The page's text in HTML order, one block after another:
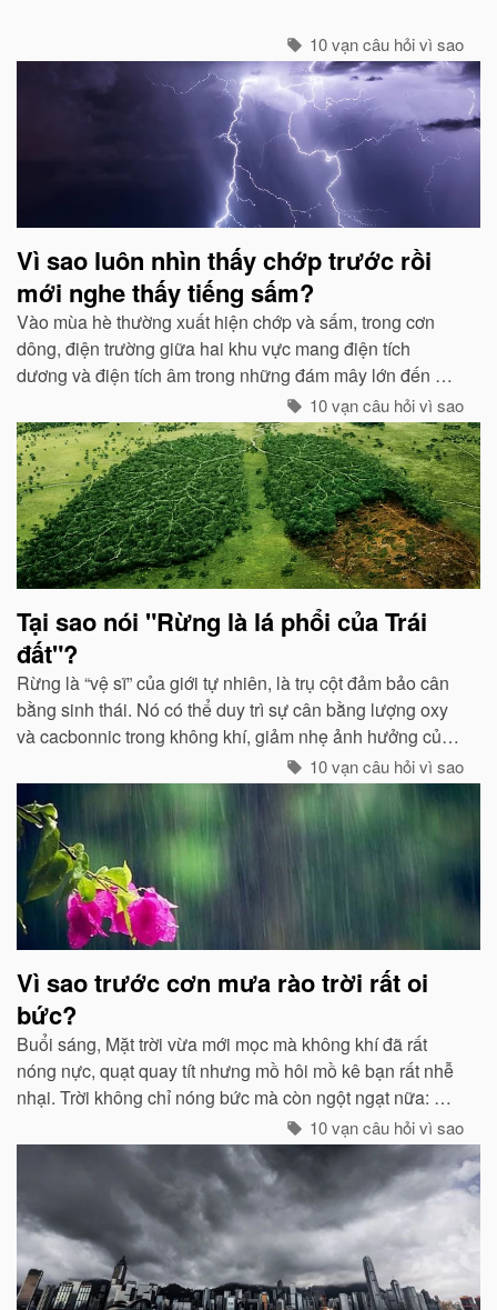
10 vạn câu hỏi vì sao
Vì sao luôn nhìn thấy chớp trước rồi
mới nghe thấy tiếng sấm?
Vào mùa hè thường xuất hiện chớp và sấm, trong cơn
dông, điện trường giữa hai khu vực mang điện tích
dương và điện tích âm trong những đám mây lớn đến một
mức độ nhất định, hai loại điện tích trong quá trình phát
triển sẽ phát ra tia lửa...
10 vạn câu hỏi vì sao
Tại sao nói "Rừng là lá phổi của Trái
đất"?
Rừng là “vệ sĩ” của giới tự nhiên, là trụ cột đảm bảo cân
bằng sinh thái. Nó có thể duy trì sự cân bằng lượng oxy
và cacbonnic trong không khí, giảm nhẹ ảnh hưởng của
các chất thải, khí độc gây nên ô nhiễm, làm trong sạch
môi trường...
10 vạn câu hỏi vì sao
Vì sao trước cơn mưa rào trời rất oi
bức?
Buổi sáng, Mặt trời vừa mới mọc mà không khí đã rất
nóng nực, quạt quay tít nhưng mồ hôi mồ kê bạn rất nhễ
nhại. Trời không chỉ nóng bức mà còn ngột ngạt nữa: Đó
chính là dấu hiệu bắt đẩu của một cơn mưa rào...
10 vạn câu hỏi vì sao